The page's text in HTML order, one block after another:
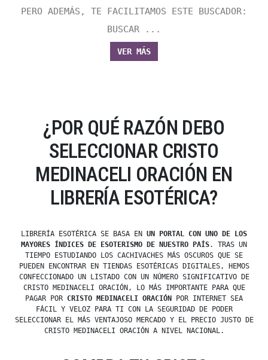
PERO ADEMÁS, TE FACILITAMOS ESTE BUSCADOR:
BUSCAR ...
VER MÁS
¿POR QUÉ RAZÓN DEBO
SELECCIONAR CRISTO
MEDINACELI ORACIÓN EN
LIBRERÍA ESOTÉRICA?
LIBRERÍA ESOTÉRICA SE BASA EN UN PORTAL CON UNO DE LOS
MAYORES ÍNDICES DE ESOTERISMO DE NUESTRO PAÍS. TRAS UN
TIEMPO ESTUDIANDO LOS CACHIVACHES MÁS OSCUROS QUE SE
PUEDEN ENCONTRAR EN TIENDAS ESOTÉRICAS DIGITALES, HEMOS
CONFECCIONADO UN LISTADO CON UN NÚMERO SIGNIFICATIVO DE
CRISTO MEDINACELI ORACIÓN, LO MÁS IMPORTANTE PARA QUE
PAGAR POR CRISTO MEDINACELI ORACIÓN
POR INTERNET SEA
FÁCIL Y VELOZ PARA TI CON LA SEGURIDAD DE PODER
SELECCIONAR EL MÁS VENTAJOSO MERCADO Y EL PRECIO JUSTO DE
CRISTO MEDINACELI ORACIÓN A NIVEL NACIONAL.